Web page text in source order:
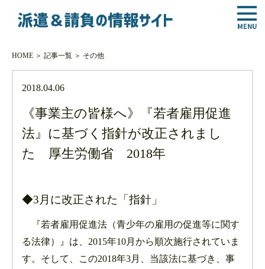
HOME＞ 記事一覧＞ その他
2018.04.06
《事業主の皆様へ》『若者雇用促進
法』に基づく指針が改正されまし
た 厚生労働省 2018年
◆3月に改正された「指針」
『若者雇用促進法（青少年の雇用の促進等に関す
る法律）』は、2015年10月から順次施行されていま
す。そして、この2018年3月、当該法に基づき、事